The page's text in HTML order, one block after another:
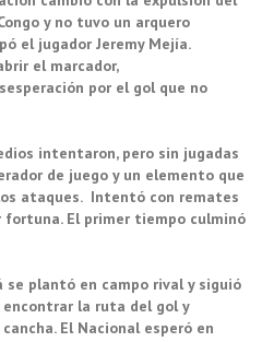
y no tuvo un arquero
el jugador Jeremy Mejía.
el marcador,
por el gol que no
intentaron, pero sin jugadas
de juego y un elemento que
ataques. Intentó con remates
fortuna. El primer tiempo culminó
se plantó en campo rival y siguió
encontrar la ruta del gol y
El Nacional esperó en